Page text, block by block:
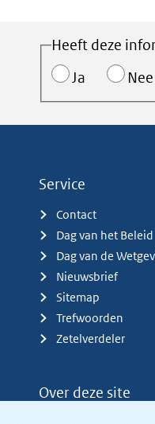
Heeft deze
Ja
Nee
Service
Contact
Dag van het Beleid
Dag van de
Nieuwsbrief
Sitemap
Trefwoorden
Zetelverdeler
Over deze site